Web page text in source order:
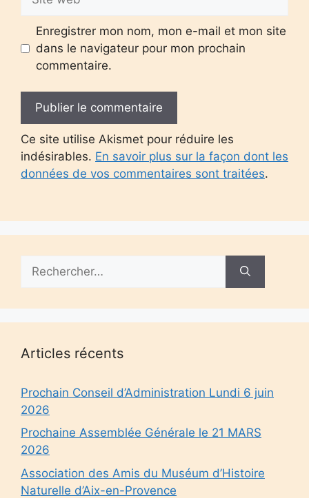
web
Enregistrer mon nom, mon e-mail et mon site
dans le navigateur pour mon prochain
commentaire.
Ce site utilise Akismet pour réduire les
indésirables. En savoir plus sur la façon dont les
données de vos commentaires sont traitées.
Articles récents
Prochain Conseil d’Administration Lundi 6 juin
2026
Prochaine Assemblée Générale le 21 MARS
2026
Association des Amis du Muséum d’Histoire
Naturelle d’Aix-en-Provence